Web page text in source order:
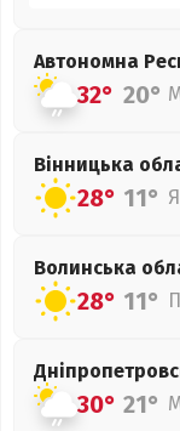
Автономна
32° 20°
Вінницька
28° 11°
Волинська
28° 11°
30° 21°